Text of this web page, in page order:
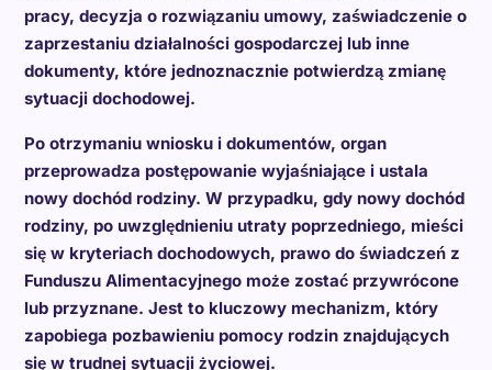
pracy, decyzja o rozwiązaniu umowy, zaświadczenie o
zaprzestaniu działalności gospodarczej lub inne
dokumenty, które jednoznacznie potwierdzą zmianę
sytuacji dochodowej.
Po otrzymaniu wniosku i dokumentów, organ
przeprowadza postępowanie wyjaśniające i ustala
nowy dochód rodziny. W przypadku, gdy nowy dochód
rodziny, po uwzględnieniu utraty poprzedniego, mieści
się w kryteriach dochodowych, prawo do świadczeń z
Funduszu Alimentacyjnego może zostać przywrócone
lub przyznane. Jest to kluczowy mechanizm, który
zapobiega pozbawieniu pomocy rodzin znajdujących
się w trudnej sytuacji życiowej.